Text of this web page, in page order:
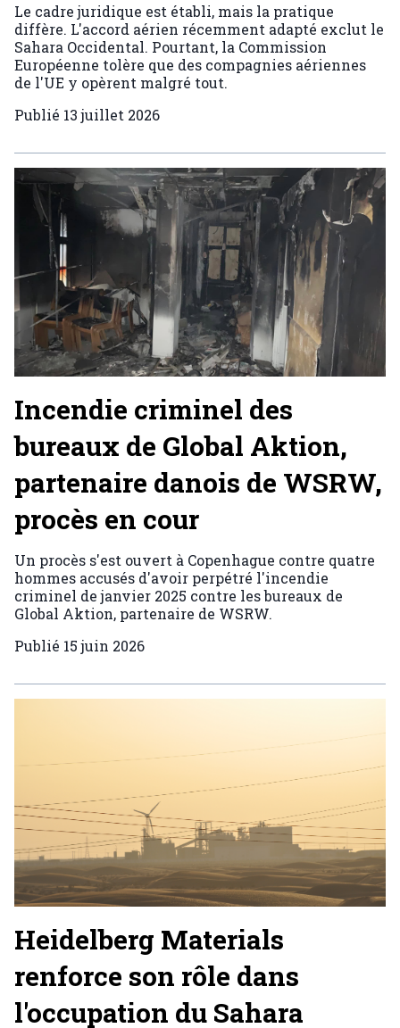
Le cadre juridique est établi, mais la pratique
diffère. L'accord aérien récemment adapté exclut le
Sahara Occidental. Pourtant, la Commission
Européenne tolère que des compagnies aériennes
de l'UE y opèrent malgré tout.
Publié 13 juillet 2026
Incendie criminel des
bureaux de Global Aktion,
partenaire danois de WSRW,
procès en cour
Un procès s'est ouvert à Copenhague contre quatre
hommes accusés d'avoir perpétré l'incendie
criminel de janvier 2025 contre les bureaux de
Global Aktion, partenaire de WSRW.
Publié 15 juin 2026
Heidelberg Materials
renforce son rôle dans
l'occupation du Sahara